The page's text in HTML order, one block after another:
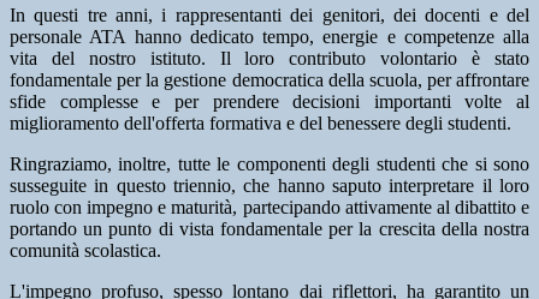
In questi tre anni, i rappresentanti dei genitori, dei docenti e del
personale ATA hanno dedicato tempo, energie e competenze alla
vita del nostro istituto. Il loro contributo volontario è stato
fondamentale per la gestione democratica della scuola, per affrontare
sfide complesse e per prendere decisioni importanti volte al
miglioramento dell'offerta formativa e del benessere degli studenti.
Ringraziamo, inoltre, tutte le componenti degli studenti che si sono
susseguite in questo triennio, che hanno saputo interpretare il loro
ruolo con impegno e maturità, partecipando attivamente al dibattito e
portando un punto di vista fondamentale per la crescita della nostra
comunità scolastica.
L'impegno profuso, spesso lontano dai riflettori, ha garantito un